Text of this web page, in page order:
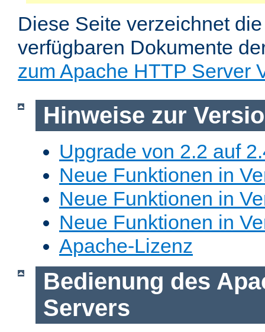
Diese Seite verzeichnet
verfügbaren Dokumente
zum Apache HTTP Server
Hinweise zur
Upgrade von 2.2 auf
Neue Funktionen in
Neue Funktionen in
Neue Funktionen in
Apache-Lizenz
Bedienung des
Servers